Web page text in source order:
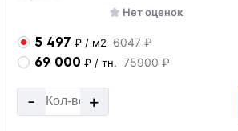
Нет оценок
5 497 ₽ / м2 6047 ₽
69 000 ₽ / тн. 75900 ₽
- +